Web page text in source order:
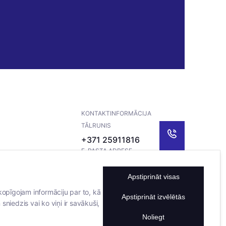
KONTAKTINFORMĀCIJA
TĀLRUNIS
+371 25911816
E-PASTA ADRESE
info@bertasnams.lv
informāciju par to, kā
vai ko viņi ir savākuši,
Apstiprināt visas
Apstiprināt izvēlētās
Noliegt